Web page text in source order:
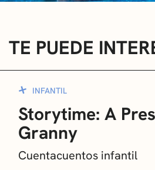
TE PUEDE
INFANTIL
Storytime: A
Granny
Cuentacuentos infantil